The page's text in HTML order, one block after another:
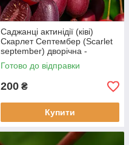
Саджанці актинідії (ківі)
Скарлет Септембер (Scarlet
september) дворічна -
солодка, морозостійка С1.5
Готово до відправки
200 ₴
Купити